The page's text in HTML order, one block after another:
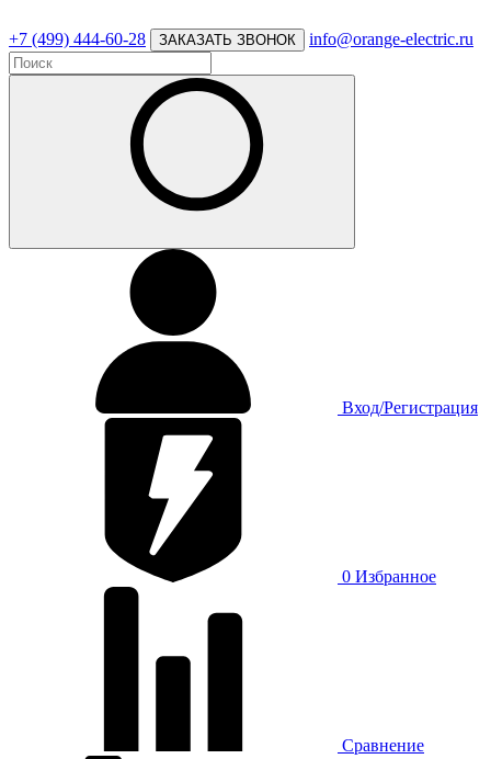
+7 (499) 444-60-28 ЗАКАЗАТЬ ЗВОНОК info@orange-electric.ru
Вход/Регистрация
0 Избранное
Сравнение